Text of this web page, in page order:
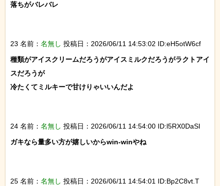
落ちがバレバレ
23 名前： 名無し 投稿日：2026/06/11 14:53:02 ID:eH5otW6cf
種類がアイスクリームだろうがアイスミルクだろうがラクトアイ
スだろうが
冷たくてミルキーで甘けりゃいいんだよ
24 名前： 名無し 投稿日：2026/06/11 14:54:00 ID:l5RX0DaSI
ガキなら量多い方が嬉しいからwin-winやね
25 名前： 名無し 投稿日：2026/06/11 14:54:01 ID:Bp2C8vt.T